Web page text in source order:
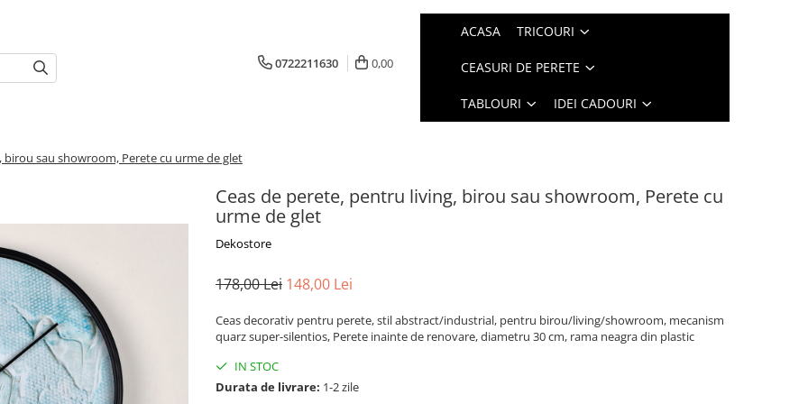
0722211630 0,00
ACASA TRICOURI
CEASURI DE PERETE
TABLOURI IDEI CADOURI
birou sau showroom, Perete cu urme de glet
Ceas de perete, pentru living, birou sau showroom, Perete cu
urme de glet
Dekostore
178,00 Lei 148,00 Lei
Ceas decorativ pentru perete, stil abstract/industrial, pentru birou/living/showroom, mecanism
quarz super-silentios, Perete inainte de renovare, diametru 30 cm, rama neagra din plastic
IN STOC
Durata de livrare: 1-2 zile